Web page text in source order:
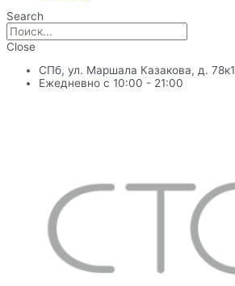
Search
Close
СПб, ул. Маршала Казакова, д. 78к1
Ежедневно с 10:00 - 21:00